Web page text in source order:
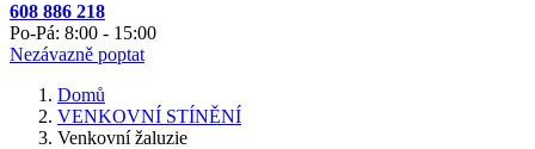
608 886 218
Po-Pá: 8:00 - 15:00
Nezávazně poptat
Domů
VENKOVNÍ STÍNĚNÍ
Venkovní žaluzie